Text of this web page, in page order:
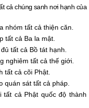
cả chúng sanh nơi hạnh của
nhóm tất cả thiện căn.
tất cả Ba la mật.
tất cả Bồ tát hạnh.
nghiêm tất cả thế giới.
tất cả cõi Phật.
quán sát tất cả pháp.
tất cả Phật quốc độ thành